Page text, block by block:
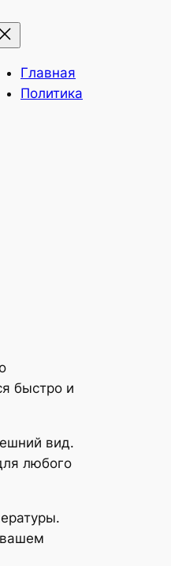
Главная
Политика
быстро и
вид.
любого
вашем